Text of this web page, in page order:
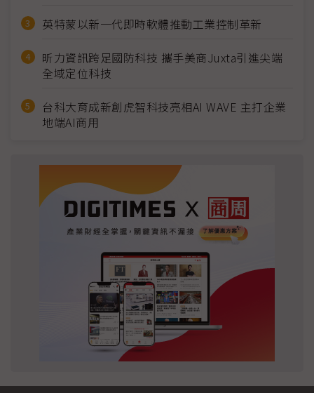
英特蒙以新一代即時軟體推動工業控制革新
昕力資訊跨足國防科技 攜手美商Juxta引進尖端
全域定位科技
台科大育成新創虎智科技亮相AI WAVE 主打企業
地端AI商用